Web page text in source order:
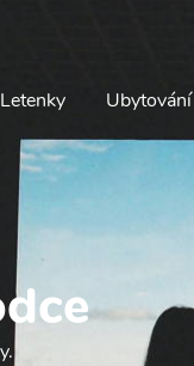
Letenky Ubytování